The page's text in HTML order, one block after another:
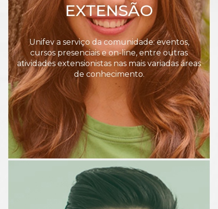
EXTENSÃO
Unifev a serviço da comunidade: eventos,
cursos presenciais e on-line, entre outras
atividades extensionistas nas mais variadas áreas
de conhecimento.